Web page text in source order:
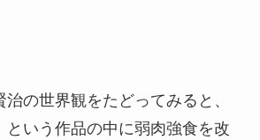
の世界観をたどってみると、
という作品の中に弱肉強食を改